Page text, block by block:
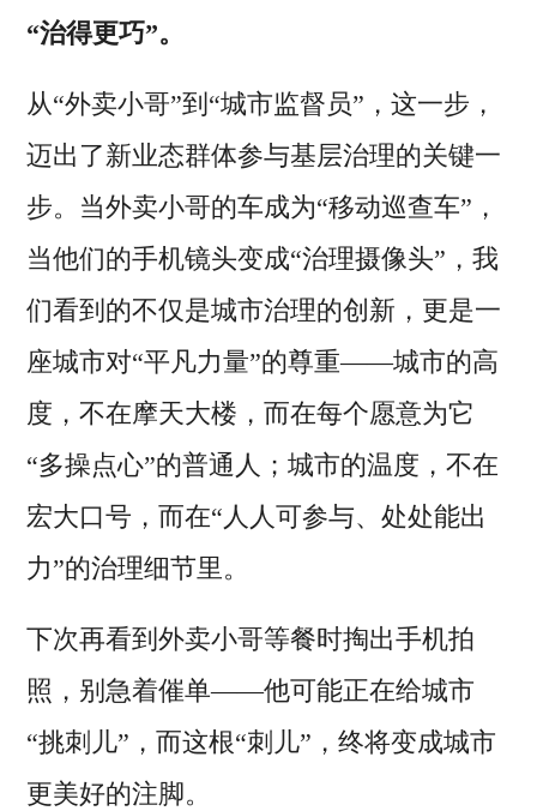
“治得更巧”。
从“外卖小哥”到“城市监督员”，这一步，
迈出了新业态群体参与基层治理的关键一
步。当外卖小哥的车成为“移动巡查车”，
当他们的手机镜头变成“治理摄像头”，我
们看到的不仅是城市治理的创新，更是一
座城市对“平凡力量”的尊重——城市的高
度，不在摩天大楼，而在每个愿意为它
“多操点心”的普通人；城市的温度，不在
宏大口号，而在“人人可参与、处处能出
力”的治理细节里。
下次再看到外卖小哥等餐时掏出手机拍
照，别急着催单——他可能正在给城市
“挑刺儿”，而这根“刺儿”，终将变成城市
更美好的注脚。